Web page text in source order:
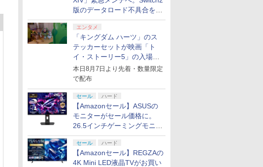
版のデータロード不具合を最
適化
エンタメ
「キングダム ハーツ」のス
テッカーセットが映画「ト
イ・ストーリー5」の入場特
典として配布決定！
本日8月7日より先着・数量限定
で配布
セール ハード
【Amazonセール】ASUSの
モニターがセール価格に。
26.5インチゲーミングモニタ
ー「ROG Strix OLED
XG27ACDMS」限定モデルも
お買い得
セール ハード
【Amazonセール】REGZAの
4K Mini LED液晶TVがお買い